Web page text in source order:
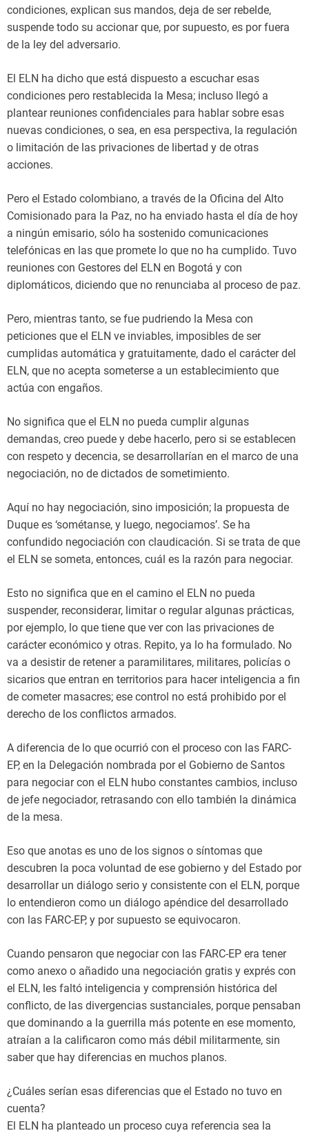
condiciones, explican sus mandos, deja de ser rebelde,
suspende todo su accionar que, por supuesto, es por fuera
de la ley del adversario.
El ELN ha dicho que está dispuesto a escuchar esas
condiciones pero restablecida la Mesa; incluso llegó a
plantear reuniones confidenciales para hablar sobre esas
nuevas condiciones, o sea, en esa perspectiva, la regulación
o limitación de las privaciones de libertad y de otras
acciones.
Pero el Estado colombiano, a través de la Oficina del Alto
Comisionado para la Paz, no ha enviado hasta el día de hoy
a ningún emisario, sólo ha sostenido comunicaciones
telefónicas en las que promete lo que no ha cumplido. Tuvo
reuniones con Gestores del ELN en Bogotá y con
diplomáticos, diciendo que no renunciaba al proceso de paz.
Pero, mientras tanto, se fue pudriendo la Mesa con
peticiones que el ELN ve inviables, imposibles de ser
cumplidas automática y gratuitamente, dado el carácter del
ELN, que no acepta someterse a un establecimiento que
actúa con engaños.
No significa que el ELN no pueda cumplir algunas
demandas, creo puede y debe hacerlo, pero si se establecen
con respeto y decencia, se desarrollarían en el marco de una
negociación, no de dictados de sometimiento.
Aquí no hay negociación, sino imposición; la propuesta de
Duque es ‘sométanse, y luego, negociamos’. Se ha
confundido negociación con claudicación. Si se trata de que
el ELN se someta, entonces, cuál es la razón para negociar.
Esto no significa que en el camino el ELN no pueda
suspender, reconsiderar, limitar o regular algunas prácticas,
por ejemplo, lo que tiene que ver con las privaciones de
carácter económico y otras. Repito, ya lo ha formulado. No
va a desistir de retener a paramilitares, militares, policías o
sicarios que entran en territorios para hacer inteligencia a fin
de cometer masacres; ese control no está prohibido por el
derecho de los conflictos armados.
A diferencia de lo que ocurrió con el proceso con las FARC-
EP, en la Delegación nombrada por el Gobierno de Santos
para negociar con el ELN hubo constantes cambios, incluso
de jefe negociador, retrasando con ello también la dinámica
de la mesa.
Eso que anotas es uno de los signos o síntomas que
descubren la poca voluntad de ese gobierno y del Estado por
desarrollar un diálogo serio y consistente con el ELN, porque
lo entendieron como un diálogo apéndice del desarrollado
con las FARC-EP, y por supuesto se equivocaron.
Cuando pensaron que negociar con las FARC-EP era tener
como anexo o añadido una negociación gratis y exprés con
el ELN, les faltó inteligencia y comprensión histórica del
conflicto, de las divergencias sustanciales, porque pensaban
que dominando a la guerrilla más potente en ese momento,
atraían a la calificaron como más débil militarmente, sin
saber que hay diferencias en muchos planos.
¿Cuáles serían esas diferencias que el Estado no tuvo en
cuenta?
El ELN ha planteado un proceso cuya referencia sea la